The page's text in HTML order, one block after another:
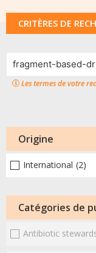
CRITÈRES DE
Les termes de votre
Origine
International (2)
Catégories de
Antibiotic